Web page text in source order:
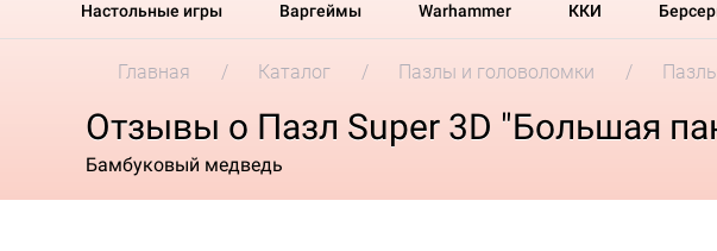
Настольные игры Варгеймы Warhammer ККИ
Главная Каталог Пазлы и головоломки
Отзывы о Пазл Super 3D "Большая
Бамбуковый медведь